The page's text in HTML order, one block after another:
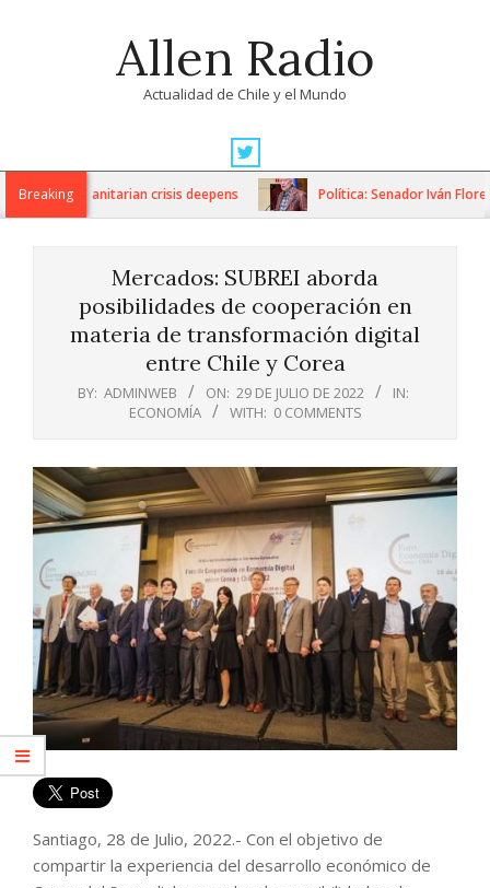
Allen Radio
Actualidad de Chile y el Mundo
Navigation
MenuBreaking
as humanitarian crisis deepens Política: Senador Iván Flores
Mercados: SUBREI aborda
posibilidades de cooperación en
materia de transformación digital
entre Chile y Corea
BY: ADMINWEB ON: 29 DE JULIO DE 2022
IN:
ECONOMÍA
WITH: 0 COMMENTS
Santiago, 28 de Julio, 2022.- Con el objetivo de
compartir la experiencia del desarrollo económico de